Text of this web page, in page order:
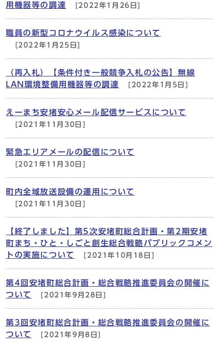
用機器等の調達
[2022年1月26日]
職員の新型コロナウイルス感染について
[2022年1月25日]
（再入札）【条件付き一般競争入札の公告】無線
LAN環境整備用機器等の調達
[2022年1月5日]
えーまち安堵安心メール配信サービスについて
[2021年11月30日]
緊急エリアメールの配信について
[2021年11月30日]
町内全域放送設備の運用について
[2021年11月30日]
【終了しました】第5次安堵町総合計画・第2期安堵
町まち・ひと・しごと創生総合戦略パブリックコメン
トの実施について
[2021年10月18日]
第4回安堵町総合計画・総合戦略推進委員会の開催に
ついて
[2021年9月28日]
第3回安堵町総合計画・総合戦略推進委員会の開催に
ついて
[2021年9月8日]